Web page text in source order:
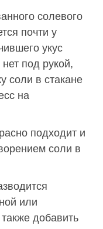
солевого
почти у
укус
под рукой,
соли в стакане
на
подходит и
соли в
или
добавить